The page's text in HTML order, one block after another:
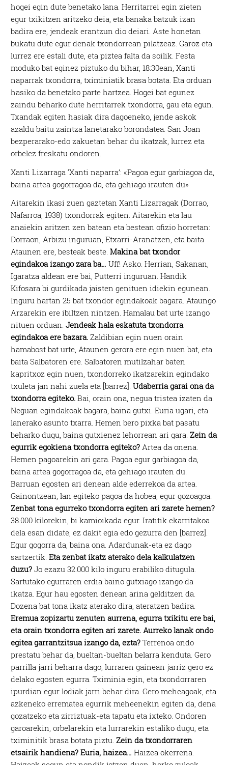
hogei egin dute benetako lana. Herritarrei egin zieten
egur txikitzen aritzeko deia, eta banaka batzuk izan
badira ere, jendeak erantzun dio deiari. Aste honetan
bukatu dute egur denak txondorrean pilatzeaz. Garoz eta
lurrez ere estali dute, eta piztea falta da soilik. Festa
moduko bat eginez piztuko du bihar, 18:30ean, Xanti
naparrak txondorra, tximiniatik brasa botata. Eta orduan
hasiko da benetako parte hartzea. Hogei bat egunez
zaindu beharko dute herritarrek txondorra, gau eta egun.
Txandak egiten hasiak dira dagoeneko, jende askok
azaldu baitu zaintza lanetarako borondatea. San Joan
bezperarako-edo zakuetan behar du ikatzak, lurrez eta
orbelez freskatu ondoren.
Xanti Lizarraga ‘Xanti naparra’: «Pagoa egur garbiagoa da,
baina artea gogorragoa da, eta gehiago irauten du»
Aitarekin ikasi zuen gaztetan Xanti Lizarragak (Dorrao,
Nafarroa, 1938) txondorrak egiten. Aitarekin eta lau
anaiekin aritzen zen batean eta bestean ofizio horretan:
Dorraon, Arbizu inguruan, Etxarri-Aranatzen, eta baita
Ataunen ere, besteak beste.Makina bat txondor
egindakoa izango zara ba… Uff! Asko. Herrian, Sakanan,
Igaratza aldean ere bai, Putterri inguruan. Handik
Kifosara bi gurdikada jaisten genituen idiekin egunean.
Inguru hartan 25 bat txondor egindakoak bagara. Ataungo
Arzarekin ere ibiltzen nintzen. Hamalau bat urte izango
nituen orduan.Jendeak hala eskatuta txondorra
egindakoa ere bazara. Zaldibian egin nuen orain
hamabost bat urte, Ataunen gerora ere egin nuen bat, eta
baita Salbatoren ere. Salbatoren mutilzahar baten
kapritxoz egin nuen, txondorreko ikatzarekin egindako
txuleta jan nahi zuela eta [barrez].Udaberria garai ona da
txondorra egiteko. Bai, orain ona, negua tristea izaten da.
Neguan egindakoak bagara, baina gutxi. Euria ugari, eta
lanerako asunto txarra. Hemen bero pixka bat pasatu
beharko dugu, baina gutxienez lehorrean ari gara.Zein da
egurrik egokiena txondorra egiteko? Artea da onena.
Hemen pagoarekin ari gara. Pagoa egur garbiagoa da,
baina artea gogorragoa da, eta gehiago irauten du.
Barruan egosten ari denean alde ederrekoa da artea.
Gainontzean, lan egiteko pagoa da hobea, egur gozoagoa.
Zenbat tona egurreko txondorra egiten ari zarete hemen?
38.000 kilorekin, bi kamioikada egur. Iratitik ekarritakoa
dela esan didate, ez dakit egia edo gezurra den [barrez].
Egur gogorra da, baina ona. Adardunak-eta ez dago
sartzertik.Eta zenbat ikatz aterako dela kalkulatzen
duzu? Jo ezazu 32.000 kilo inguru erabiliko ditugula.
Sartutako egurraren erdia baino gutxiago izango da
ikatza. Egur hau egosten denean arina gelditzen da.
Dozena bat tona ikatz aterako dira, ateratzen badira.
Eremua zopizartu zenuten aurrena, egurra txikitu ere bai,
eta orain txondorra egiten ari zarete. Aurreko lanak ondo
egitea garrantzitsua izango da, ezta? Terrenoa ondo
prestatu behar da, bueltan-bueltan belarra kenduta. Gero
parrilla jarri beharra dago, lurraren gainean jarriz gero ez
delako egosten egurra. Tximinia egin, eta txondorraren
ipurdian egur lodiak jarri behar dira. Gero meheagoak, eta
azkeneko errematea egurrik meheenekin egiten da, dena
gozatzeko eta zirriztuak-eta tapatu eta ixteko. Ondoren
garoarekin, orbelarekin eta lurrarekin estaliko dugu, eta
tximinitik brasa botata piztu.Zein da txondorraren
etsairik handiena? Euria, haizea… Haizea okerrena.